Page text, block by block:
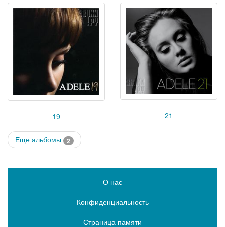
19 21
Еще альбомы 2
О нас
Конфиденциальность
Страница памяти